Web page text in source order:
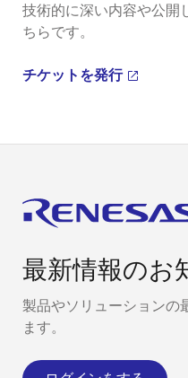
技術的に深い内容や公開
ちらです。
チケットを発行
最新情報のお
製品やソリューションの
ます。